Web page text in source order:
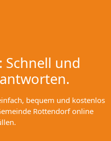
und
bequem und kostenlos
Rottendorf online